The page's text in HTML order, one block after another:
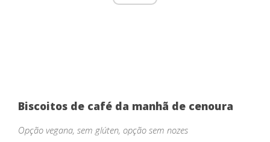
Biscoitos de café da manhã de cenoura
Opção vegana, sem glúten, opção sem nozes